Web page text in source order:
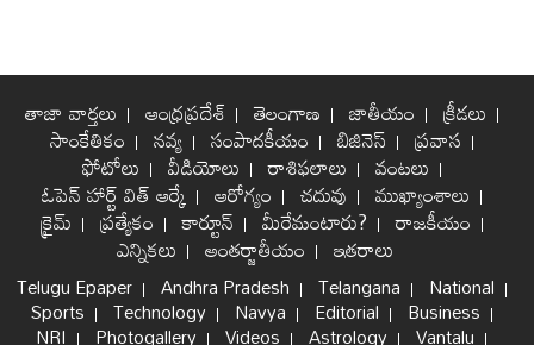
తాజా వార్తలు ఆంధ్రప్రదేశ్ తెలంగాణ జాతీయం క్రీడలు
సాంకేతికం నవ్య సంపాదకీయం బిజినెస్ ప్రవాస
ఫోటోలు వీడియోలు రాశిఫలాలు వంటలు
ఓపెన్ హార్ట్ విత్ ఆర్కే ఆరోగ్యం చదువు ముఖ్యాంశాలు
క్రైమ్ ప్రత్యేకం కార్టూన్ మీరేమంటారు? రాజకీయం
ఎన్నికలు అంతర్జాతీయం ఇతరాలు
Telugu Epaper Andhra Pradesh Telangana National
Sports Technology Navya Editorial Business
NRI Photogallery Videos Astrology Vantalu